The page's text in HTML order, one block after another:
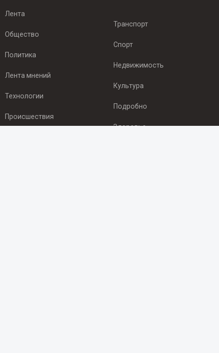
Лента
Общество
Политика
Лента мнений
Технологии
Происшествия
Транспорт
Спорт
Недвижимость
Культура
Подробно
Здоровье